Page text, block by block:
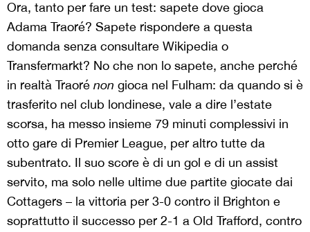
Ora, tanto per fare un test: sapete dove gioca
Adama Traoré? Sapete rispondere a questa
domanda senza consultare Wikipedia o
Transfermarkt? No che non lo sapete, anche perché
in realtà Traoré non gioca nel Fulham: da quando si è
trasferito nel club londinese, vale a dire l’estate
scorsa, ha messo insieme 79 minuti complessivi in
otto gare di Premier League, per altro tutte da
subentrato. Il suo score è di un gol e di un assist
servito, ma solo nelle ultime due partite giocate dai
Cottagers – la vittoria per 3-0 contro il Brighton e
soprattutto il successo per 2-1 a Old Trafford, contro